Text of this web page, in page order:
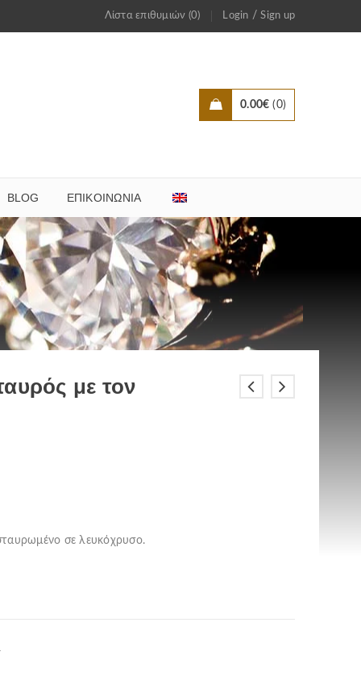
Λίστα επιθυμιών (0) Login /Sign up
0.00€ 0
BLOG ΕΠΙΚΟΙΝΩΝΊΑ
με τον
σε λευκόχρυσο.